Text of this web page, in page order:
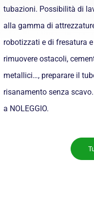
tubazioni. Possibilità di
alla gamma di
robotizzati e di fresatura
rimuovere ostacoli,
metallici…, preparare il
risanamento senza
a NOLEGGIO.